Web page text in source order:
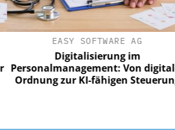
EASY SOFTWARE AG
Digitalisierung im
Personalmanagement: Von digitaler
Ordnung zur KI-fähigen Steuerung